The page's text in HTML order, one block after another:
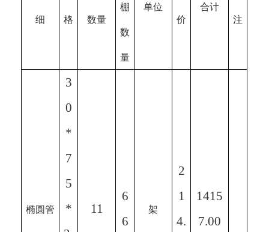
细 格 数量
棚
数
量
单位
价
合计
注
椭圆管
3
0
*
7
5
*
11
6
6
架
2
1
4.
1415
7.00